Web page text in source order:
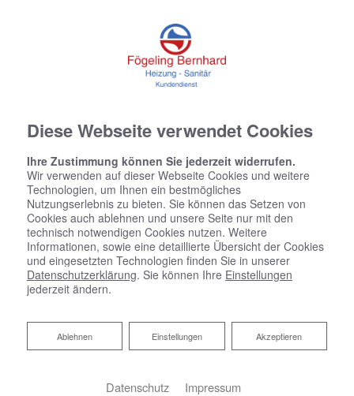
Diese Webseite verwendet Cookies
Ihre Zustimmung können Sie jederzeit widerrufen.
Wir verwenden auf dieser Webseite Cookies und weitere
Technologien, um Ihnen ein bestmögliches
Nutzungserlebnis zu bieten. Sie können das Setzen von
Cookies auch ablehnen und unsere Seite nur mit den
technisch notwendigen Cookies nutzen. Weitere
Informationen, sowie eine detaillierte Übersicht der Cookies
und eingesetzten Technologien finden Sie in unserer
Datenschutzerklärung. Sie können Ihre Einstellungen
jederzeit ändern.
Akzeptieren
Einstellungen
Ablehnen
Ablehnen
Datenschutz Impressum